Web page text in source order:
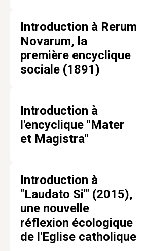
Introduction à Rerum
Novarum, la
première encyclique
sociale (1891)
Introduction à
l'encyclique "Mater
et Magistra"
Introduction à
"Laudato Si'" (2015),
une nouvelle
réflexion écologique
de l'Eglise catholique